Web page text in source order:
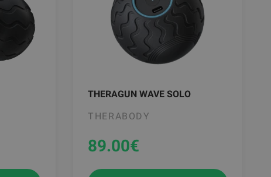
THERAGUN WAVE SOLO
THERABODY
89.00€